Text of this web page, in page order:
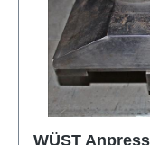
WÜST